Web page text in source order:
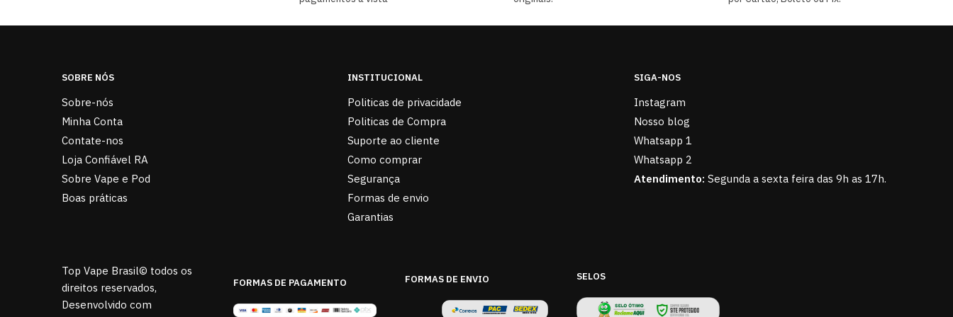
SOBRE NÓS
Sobre-nós
Minha Conta
Contate-nos
Loja Confiável RA
Sobre Vape e Pod
Boas práticas
INSTITUCIONAL
Politicas de privacidade
Politicas de Compra
Suporte ao cliente
Como comprar
Segurança
Formas de envio
Garantias
SIGA-NOS
Instagram
Nosso blog
Whatsapp 1
Whatsapp 2
Atendimento: Segunda a sexta feira das 9h as 17h.
Top Vape Brasil© todos os
direitos reservados,
Desenvolvido com
FORMAS DE PAGAMENTO FORMAS DE ENVIO SELOS